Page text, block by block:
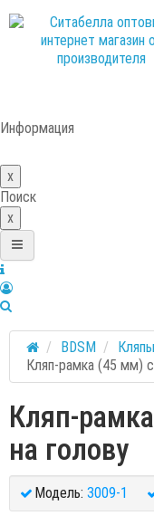
Информация
x
Поиск
x
BDSM
Кляпы
Кляп-рамка (45 мм)
Кляп-
на голову
Модель: 3009-1